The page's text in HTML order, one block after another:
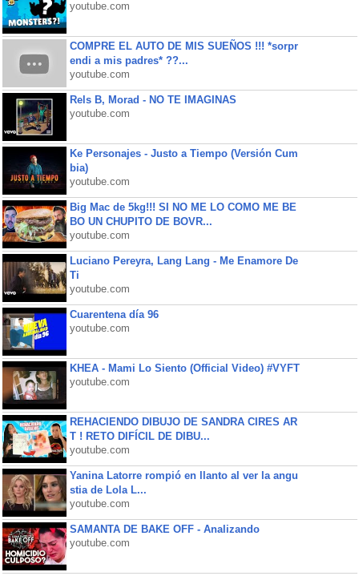
youtube.com
COMPRE EL AUTO DE MIS SUEÑOS !!! *sorpr
endi a mis padres* ??...
youtube.com
Rels B, Morad - NO TE IMAGINAS
youtube.com
Ke Personajes - Justo a Tiempo (Versión Cum
bia)
youtube.com
Big Mac de 5kg!!! SI NO ME LO COMO ME BE
BO UN CHUPITO DE BOVR...
youtube.com
Luciano Pereyra, Lang Lang - Me Enamore De
Ti
youtube.com
Cuarentena día 96
youtube.com
KHEA - Mami Lo Siento (Official Video) #VYFT
youtube.com
REHACIENDO DIBUJO DE SANDRA CIRES AR
T ! RETO DIFÍCIL DE DIBU...
youtube.com
Yanina Latorre rompió en llanto al ver la angu
stia de Lola L...
youtube.com
SAMANTA DE BAKE OFF - Analizando
youtube.com